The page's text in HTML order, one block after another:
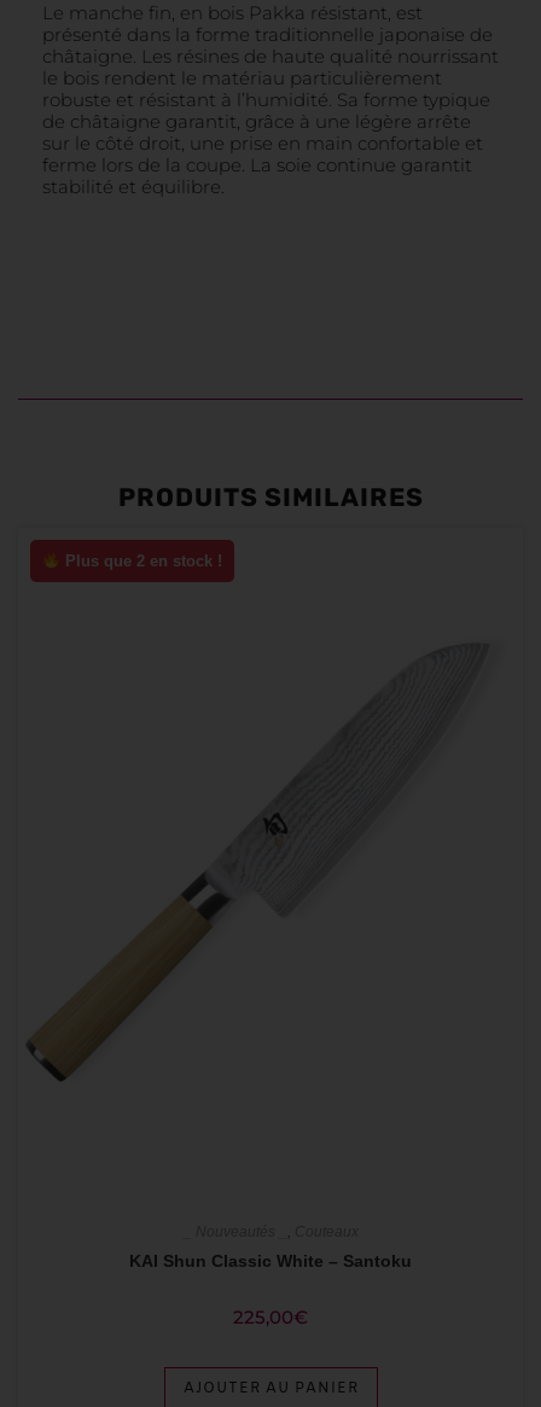
Le manche fin, en bois Pakka résistant, est
présenté dans la forme traditionnelle japonaise de
châtaigne. Les résines de haute qualité nourrissant
le bois rendent le matériau particulièrement
robuste et résistant à l’humidité. Sa forme typique
de châtaigne garantit, grâce à une légère arrête
sur le côté droit, une prise en main confortable et
ferme lors de la coupe. La soie continue garantit
stabilité et équilibre.
PRODUITS SIMILAIRES
Plus que 2 en stock !
,
KAI Shun Classic White – Santoku
225,00€
AJOUTER AU PANIER